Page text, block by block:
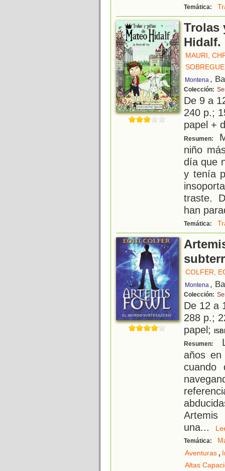
Temática:
Trolas
MAURI,
Montena ,
Colección:
De 9 a
240 p.;
papel +
Resumen:
niño
día que
y tenía
traste.
han
Temática:
COLFER,
Montena ,
Colección:
De 12 a
288 p.;
papel;
Resumen:
años en
cuando
una...
Temática:
Aventuras,
Altas